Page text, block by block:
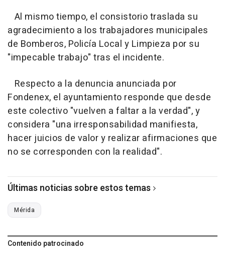
Al mismo tiempo, el consistorio traslada su
agradecimiento a los trabajadores municipales
de Bomberos, Policía Local y Limpieza por su
"impecable trabajo" tras el incidente.
Respecto a la denuncia anunciada por
Fondenex, el ayuntamiento responde que desde
este colectivo "vuelven a faltar a la verdad", y
considera "una irresponsabilidad manifiesta,
hacer juicios de valor y realizar afirmaciones que
no se corresponden con la realidad".
Últimas noticias sobre estos temas
Mérida
Contenido patrocinado